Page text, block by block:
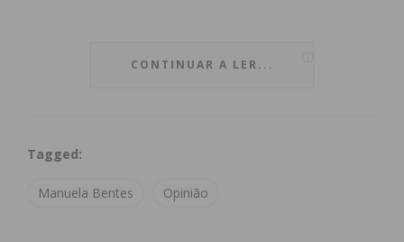
este escritor, uma das grandes figuras da
50 anos, isto é, de 1969 a 2019. Trata-se de um
resgate ou revisitação e, melhor do que um
CONTINUAR A LER...
Tagged:
Manuela Bentes Opinião